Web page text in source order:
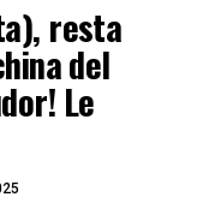
resta
del
Le